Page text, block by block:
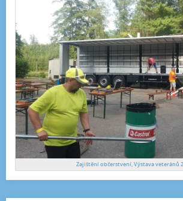
Zajištění občerstvení, Výstava veteránů